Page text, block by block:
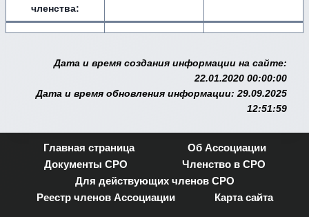
членства:
Дата и время создания информации на сайте:
22.01.2020 00:00:00
Дата и время обновления информации: 29.09.2025
12:51:59
Главная страница
Об Ассоциации
Документы СРО
Членство в СРО
Для действующих членов СРО
Реестр членов Ассоциации
Карта сайта